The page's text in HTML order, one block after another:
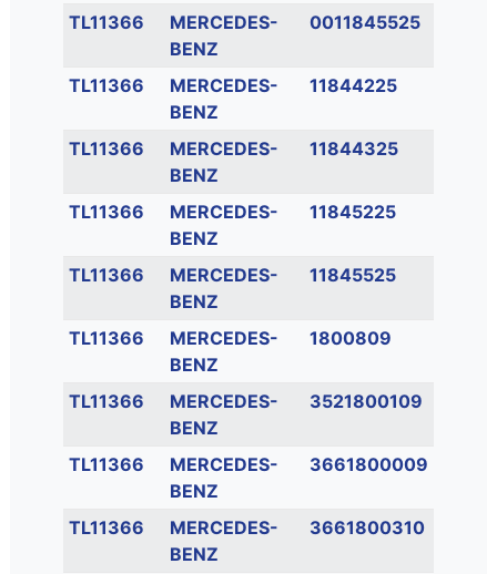
TL11366
MERCEDES-
BENZ
0011845525
TL11366
MERCEDES-
BENZ
11844225
TL11366
MERCEDES-
BENZ
11844325
TL11366
MERCEDES-
BENZ
11845225
TL11366
MERCEDES-
BENZ
11845525
TL11366
MERCEDES-
BENZ
1800809
TL11366
MERCEDES-
BENZ
3521800109
TL11366
MERCEDES-
BENZ
3661800009
TL11366
MERCEDES-
BENZ
3661800310